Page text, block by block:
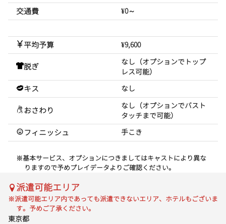
交通費 ¥0～
平均予算 ¥9,600
脱ぎ
なし（オプションでトップ
レス可能）
キス なし
おさわり
なし（オプションでバスト
タッチまで可能）
フィニッシュ 手こき
※基本サービス、オプションにつきましてはキャストにより異な
りますので予めプレイデータよりご確認ください。
派遣可能エリア
※派遣可能エリア内であっても派遣できないエリア、ホテルもございま
す。予めご了承ください。
東京都